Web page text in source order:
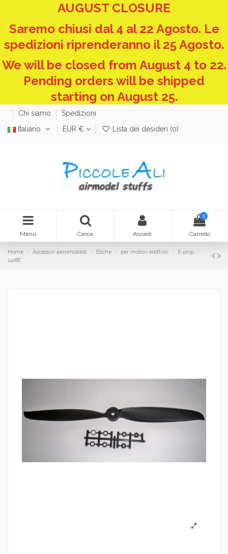
AUGUST CLOSURE
Saremo chiusi dal 4 al 22 Agosto. Le
spedizioni riprenderanno il 25 Agosto.
We will be closed from August 4 to 22.
Pending orders will be shipped
starting on August 25.
Chi siamo
Spedizioni
Italiano
EUR € Lista dei desideri (0)
Menu Cerca Accedi
0
Carrello
Home Accessori aeromodelli Eliche per motori elettrici
E-prop
14x8E